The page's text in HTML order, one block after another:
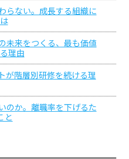
らない。成長する組織に
未来をつくる、最も価値
理由
が階層別研修を続ける理
のか。離職率を下げるた
と